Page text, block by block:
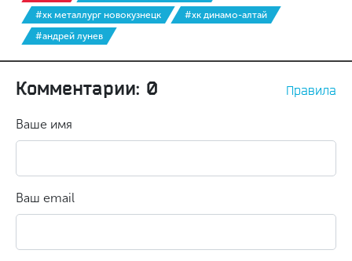
#хк металлург новокузнецк
#хк динамо-алтай
#андрей лунев
Комментарии: 0 Правила
Ваше имя
Ваш email